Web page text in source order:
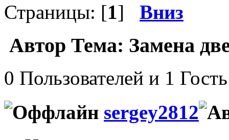
Страницы: [1] Вниз
Автор Тема: Замена
0 Пользователей и 1
sergey2812